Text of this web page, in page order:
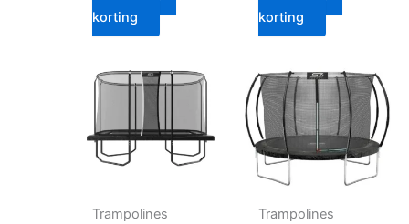
korting
korting
Trampolines Trampolines